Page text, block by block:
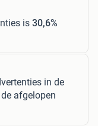
is 30,6%
in de
afgelopen